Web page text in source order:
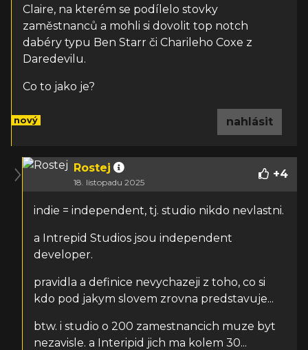
Claire, na kterém se podílelo stovky
zaměstnanců a mohli si dovolit top notch
dabéry typu Ben Starr či Charileho Coxe z
Daredevilu.
Co to jako je?
nový nahlásit
Rostej
18. listopadu 2025
+4
indie = independent, tj. studio nikdo nevlastni.
a Intrepid Studios jsou independent
developer.
pravidla a definice nevychazeji z toho, co si
kdo pod jakym slovem zrovna predstavuje...
btw. i studio o 200 zamestnancich muze byt
nezavisle. a Interipid jich ma kolem 30...